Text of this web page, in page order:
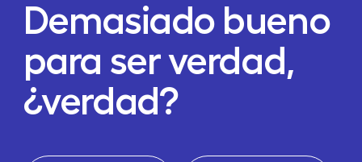
Demasiado bueno
para ser verdad,
¿verdad?